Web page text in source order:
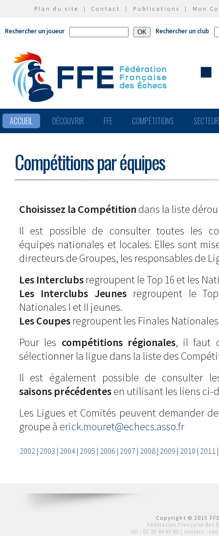
Plan du site | Contact | Publications | Mon
Rechercher un joueur Rechercher un club
ACCUEIL DÉCOUVRIR FFE COMPÉTITIONS
Compétitions par équipes
Choisissez la Compétition dans la liste
Il est possible de consulter toutes les
équipes nationales et locales. Elles sont
directeurs de Groupes, les responsables de
Les Interclubs regroupent le Top 16 et les
Les Interclubs Jeunesregroupent le
Nationales I et II jeunes.
Les Coupes regroupent les Finales
Pour les compétitions régionales, il faut
sélectionner la ligue dans la liste des
Il est également possible de consulter
saisons précédentesen utilisant les liens ci-
Les Ligues et Comités peuvent demander
groupe à erick.mouret@echecs.asso.fr
2002| 2003 | 2004| 2005 | 2006 | 2007 | 2008| 2009 | 2010 | 2011
Copyright © 2015
Fédération Française des
tél : 01 39 44 65 80 | contact :